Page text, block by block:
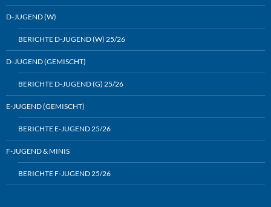
D-JUGEND (W)
BERICHTE D-JUGEND (W) 25/26
D-JUGEND (GEMISCHT)
BERICHTE D-JUGEND (G) 25/26
E-JUGEND (GEMISCHT)
BERICHTE E-JUGEND 25/26
F-JUGEND & MINIS
BERICHTE F-JUGEND 25/26